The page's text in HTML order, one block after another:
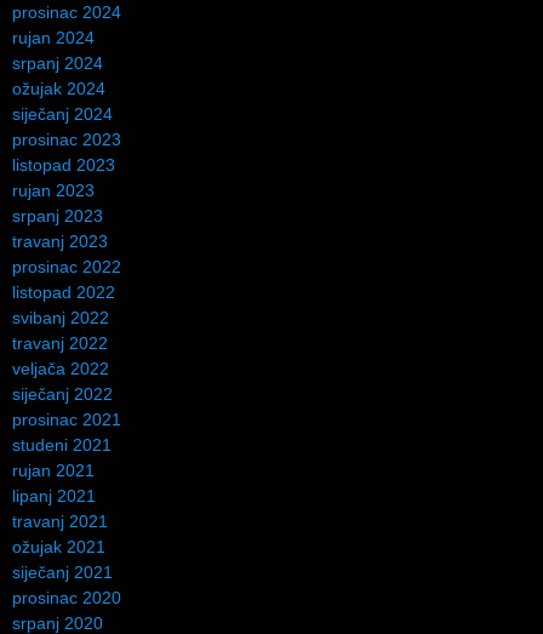
prosinac 2024
rujan 2024
srpanj 2024
ožujak 2024
siječanj 2024
prosinac 2023
listopad 2023
rujan 2023
srpanj 2023
travanj 2023
prosinac 2022
listopad 2022
svibanj 2022
travanj 2022
veljača 2022
siječanj 2022
prosinac 2021
studeni 2021
rujan 2021
lipanj 2021
travanj 2021
ožujak 2021
siječanj 2021
prosinac 2020
srpanj 2020